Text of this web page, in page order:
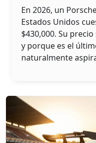
En 2026, un
Estados Unidos
$430,000. Su
y porque es el
naturalmente